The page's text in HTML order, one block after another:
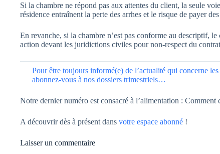
Si la chambre ne répond pas aux attentes du client, la seule
résidence entraînent la perte des arrhes et le risque de payer
En revanche, si la chambre n’est pas conforme au descriptif,
action devant les juridictions civiles pour non-respect du
Pour être toujours informé(e) de l’actualité qui concerne
abonnez-vous à nos dossiers trimestriels…
Notre dernier numéro est consacré à l’alimentation :
A découvrir dès à présent dans votre espace abonné !
Laisser un commentaire